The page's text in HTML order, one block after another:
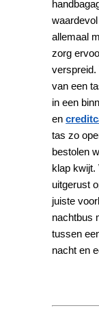
allemaal
zorg
verspreid.
van een
in een
en
tas zo
bestolen
klap kwijt.
uitgerust
juiste
nachtbus
tussen
nacht en